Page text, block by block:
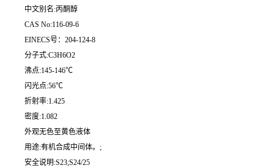
中文别名:丙酮醇
CAS No:116-09-6
EINECS号：204-124-8
分子式:C3H6O2
沸点:145-146℃
闪光点:56℃
折射率:1.425
密度:1.082
外观无色至黄色液体
用途:有机合成中间体。;
安全说明:S23;S24/25